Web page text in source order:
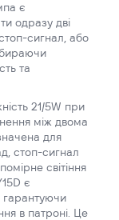
є
одразу дві
сигнал, або
та
21/5W при
між двома
для
стоп-сигнал
світіння
є
в патроні. Це